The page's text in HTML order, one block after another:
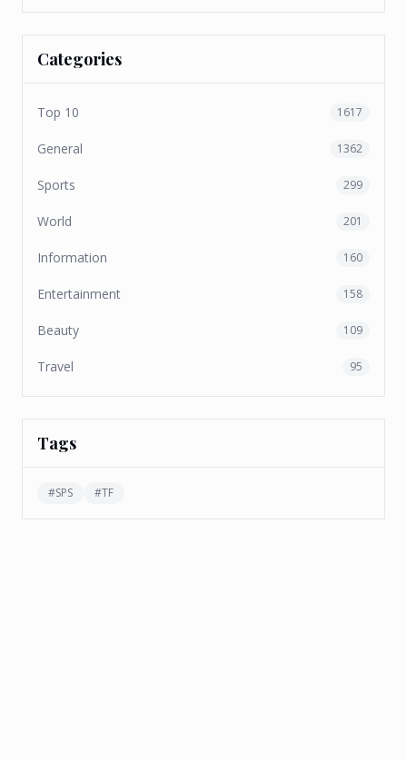
Categories
Top 10 1617
General 1362
Sports 299
World 201
Information 160
Entertainment 158
Beauty 109
Travel 95
Tags
#SPS #TF